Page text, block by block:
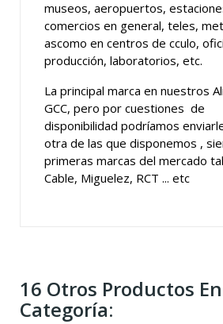
museos, aeropuertos,
comercios en general, teles,
ascomo en centros de cculo,
producción, laboratorios, etc.
La principal marca en nuestros
GCC, pero por cuestiones de
disponibilidad podríamos
otra de las que disponemos ,
primeras marcas del mercado
Cable, Miguelez, RCT ... etc
16 Otros Productos
Categoría: